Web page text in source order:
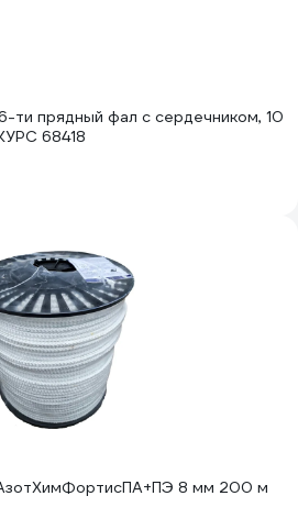
ти прядный фал с сердечником, 10
68418
8 мм 200 м